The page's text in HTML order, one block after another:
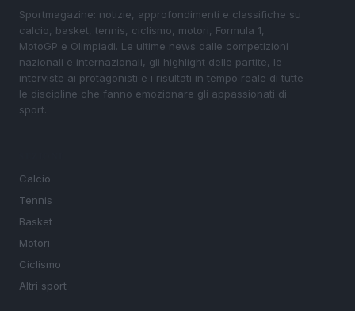
Sportmagazine: notizie, approfondimenti e classifiche su
calcio, basket, tennis, ciclismo, motori, Formula 1,
MotoGP e Olimpiadi. Le ultime news dalle competizioni
nazionali e internazionali, gli highlight delle partite, le
interviste ai protagonisti e i risultati in tempo reale di tutte
le discipline che fanno emozionare gli appassionati di
sport.
Calcio
Tennis
Basket
Motori
Ciclismo
Altri sport